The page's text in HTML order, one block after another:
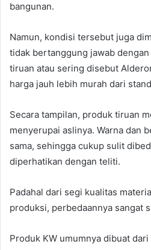
bangunan.
Namun, kondisi tersebut juga
tidak bertanggung jawab
tiruan atau sering disebut
harga jauh lebih murah dari
Secara tampilan, produk tiruan
menyerupai aslinya. Warna dan
sama, sehingga cukup sulit
diperhatikan dengan teliti.
Padahal dari segi kualitas
produksi, perbedaannya sangat
Produk KW umumnya dibuat